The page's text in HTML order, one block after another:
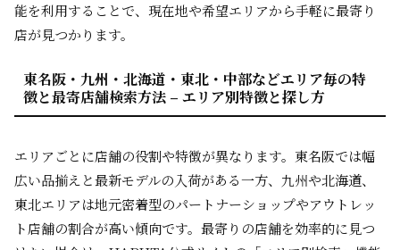
能を利用することで、現在地や希望エリアから手軽に最寄り
店が見つかります。
東名阪・九州・北海道・東北・中部などエリア毎の特
徴と最寄店舗検索方法 – エリア別特徴と探し方
エリアごとに店舗の役割や特徴が異なります。東名阪では幅
広い品揃えと最新モデルの入荷がある一方、九州や北海道、
東北エリアは地元密着型のパートナーショップやアウトレッ
ト店舗の割合が高い傾向です。最寄りの店舗を効率的に見つ